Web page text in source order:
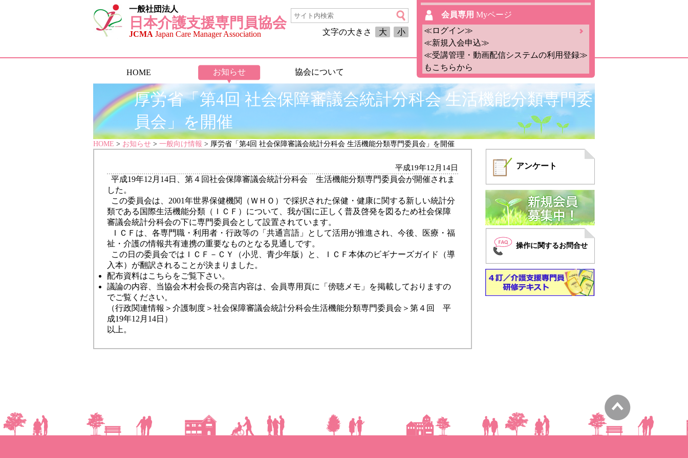
一般社団法人
日本介護支援専門員協会
JCMA Japan Care Manager Association 文字の大きさ 大 小
会員専用 Myページ
≪ログイン≫
≪新規入会申込≫
≪受講管理・動画配信システムの利用登録≫
もこちらから
HOME お知らせ 協会について
厚労省「第4回 社会保障審議会統計分科会 生活機能分類専門委
員会」を開催
HOME > お知らせ > 一般向け情報 > 厚労省「第4回 社会保障審議会統計分科会 生活機能分類専門委員会」を開催
平成19年12月14日
平成19年12月14日、第４回社会保障審議会統計分科会 生活機能分類専門委員会が開催されま
した。
この委員会は、2001年世界保健機関（ＷＨＯ）で採択された保健・健康に関する新しい統計分
類である国際生活機能分類（ＩＣＦ）について、我が国に正しく普及啓発を図るため社会保障
審議会統計分科会の下に専門委員会として設置されています。
ＩＣＦは、各専門職・利用者・行政等の「共通言語」として活用が推進され、今後、医療・福
祉・介護の情報共有連携の重要なものとなる見通しです。
この日の委員会ではＩＣＦ－ＣＹ（小児、青少年版）と、ＩＣＦ本体のビギナーズガイド（導
入本）が翻訳されることが決まりました。
配布資料はこちらをご覧下さい。
議論の内容、当協会木村会長の発言内容は、 会員専用頁に「傍聴メモ」を掲載しておりますの
でご覧ください。
（行政関連情報＞介護制度＞社会保障審議会統計分科会生活機能分類専門委員会＞第４回 平
成19年12月14日）
以上。
アンケート
操作に関するお問合せ